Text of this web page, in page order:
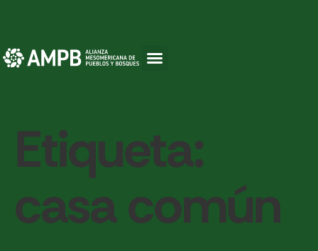
Etiqueta:
casa común